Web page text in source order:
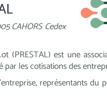
CAHORS Cedex
(PRESTAL) est une
par les cotisations des
représentants